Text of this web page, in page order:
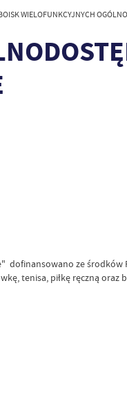
WIELOFUNKCYJNYCH
ze
tenisa, piłkę ręczną oraz